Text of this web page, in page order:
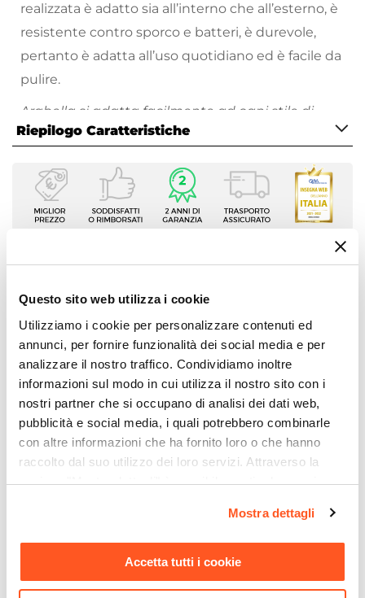
Questo sito web utilizza i cookie
Utilizziamo i cookie per personalizzare contenuti ed
annunci, per fornire funzionalità dei social media e per
analizzare il nostro traffico. Condividiamo inoltre
informazioni sul modo in cui utilizza il nostro sito con i
nostri partner che si occupano di analisi dei dati web,
pubblicità e social media, i quali potrebbero combinarle
con altre informazioni che ha fornito loro o che hanno
raccolto dal suo utilizzo dei loro servizi. Attraverso la
sezione "Mostra dettagli" è possibile gestire le proprie
momento. Per maggiori informazioni si invita a leggere la
nostraCookie Policy.
Mostra dettagli
Accetta tutti i cookie
realizzata è adatto sia all’interno che all’esterno, è
resistente contro sporco e batteri, è durevole,
pertanto è adatta all’uso quotidiano ed è facile da
pulire.
Arabella si adatta facilmente ad ogni stile di
arredamento donando un aspetto
sue nuance più chiare riflette la luce, rendendo
l'ambiente più luminoso e ampio.
living, rimanendo nei toni del monocolore
perfetto oppure crea un mix di colori se vuoi
osare donando un tocco Kindercore, rendendo
così l’ambiente colorato, frizzante ed allegro.
Grazie alle cover protettive la sedia ha la
possibilità di essere conservata con cura
preservandone così bellezza e l’integrità. Tanti
vantaggi, un solo nome:Arabella.
Sedia progettata per uso domestico e non
adatta ad ambienti o utilizzi commerciali.
Riepilogo Caratteristiche
Caratteristiche
Tipologia
Sedia
40 x 55 cm
Altezza
78 cm
Altezza Seduta
46 cm
Materiale Gambe
Polipropilene
Materiale Seduta
Colore Gambe
Colore Seduta
Ti suggeriamo anche
Prospecta
€ 114,00
Divano letto 3 posti con
similpelle bianco - Zachary
€ 159,00